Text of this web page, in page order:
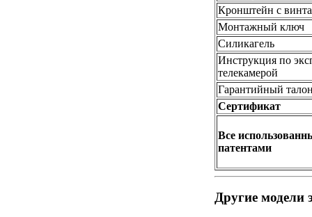
Кронштейн с
Монтажный ключ
Силикагель
Инструкция по
телекамерой
Гарантийный
Сертификат
Все
патентами
Другие модели